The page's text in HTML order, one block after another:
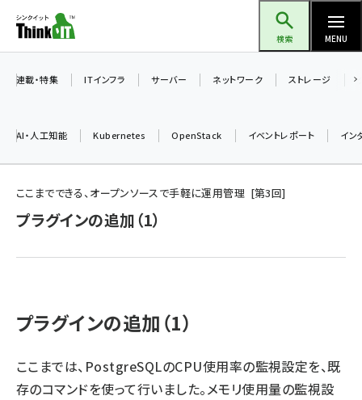
ン
ツ
検索 MENU
加藤銘のチーム貢献～仲間と築いた勝利の絆～ (2297)
genai (1468)
abc123 (1341)
ai crunch (1340)
連載・特集 ITインフラ サーバー ネットワーク ストレージ
AI・人工知能 Kubernetes OpenStack イベントレポート イン
ここまでできる、オープンソースで手軽に運用管理 第3回
プラグインの追加（1）
プラグインの追加（1）
ここまでは、PostgreSQLのCPU使用率の監視設定を、既
存のコマンドを使って行いました。メモリ使用量の監視設